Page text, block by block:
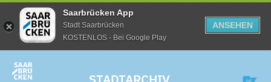
Saarbrücken App
Stadt Saarbrücken
KOSTENLOS - Bei Google Play
ANSEHEN